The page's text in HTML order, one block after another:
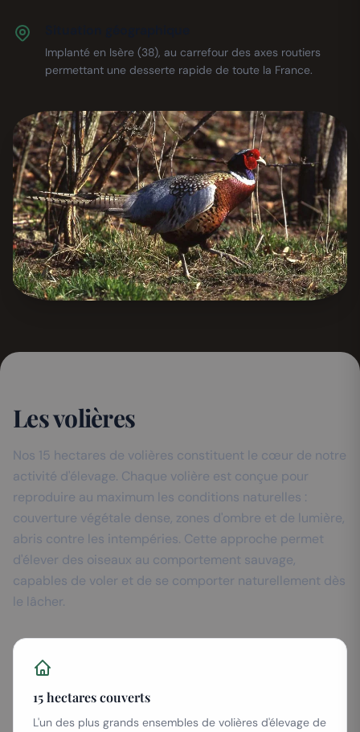
Implanté en Isère (38), au carrefour des axes routiers
permettant une desserte rapide de toute la France.
Les volières
Nos 15 hectares de volières constituent le cœur de notre
activité d'élevage. Chaque volière est conçue pour
reproduire au maximum les conditions naturelles :
couverture végétale dense, zones d'ombre et de lumière,
abris contre les intempéries. Cette approche permet
d'élever des oiseaux au comportement sauvage,
capables de voler et de se comporter naturellement dès
le lâcher.
15 hectares couverts
L'un des plus grands ensembles de volières d'élevage de